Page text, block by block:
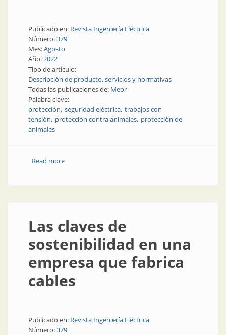
Publicado en: Revista Ingeniería Eléctrica
Número:379
Mes:Agosto
Año:2022
Tipo de artículo:
Descripción de producto, servicios y normativas
Todas las publicaciones de: Meor
Palabra clave:
protección seguridad eléctrica trabajos con
tensión protección contra animales protección de
animales
Read moreabout El aislamiento eléctrico protege flora, fauna y
Las claves de
sostenibilidad en una
empresa que fabrica
cables
Publicado en: Revista Ingeniería Eléctrica
Número:379